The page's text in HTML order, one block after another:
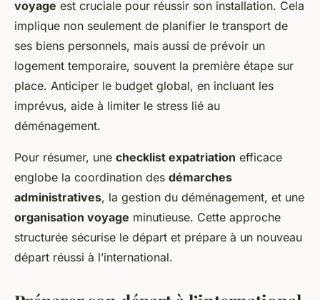
voyage est cruciale pour réussir son installation. Cela
implique non seulement de planifier le transport de
ses biens personnels, mais aussi de prévoir un
logement temporaire, souvent la première étape sur
place. Anticiper le budget global, en incluant les
imprévus, aide à limiter le stress lié au
déménagement.
Pour résumer, une checklist expatriation efficace
englobe la coordination des démarches
administratives, la gestion du déménagement, et une
organisation voyage minutieuse. Cette approche
structurée sécurise le départ et prépare à un nouveau
départ réussi à l’international.